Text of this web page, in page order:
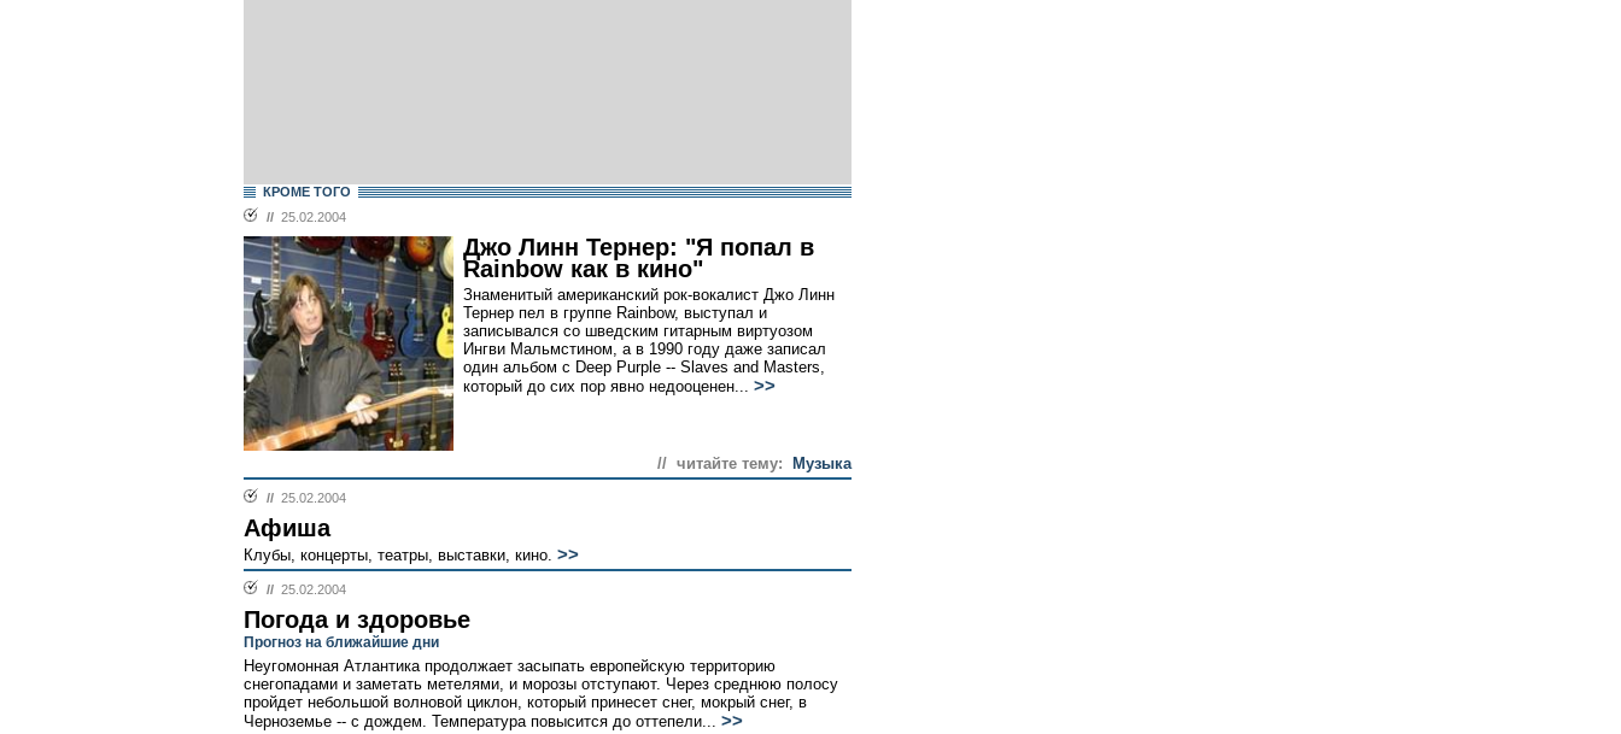
КРОМЕ ТОГО
// 25.02.2004
Джо Линн Тернер: "Я попал в
Rainbow как в кино"
Знаменитый американский рок-вокалист Джо Линн
Тернер пел в группе Rainbow, выступал и
записывался со шведским гитарным виртуозом
Ингви Мальмстином, а в 1990 году даже записал
один альбом с Deep Purple -- Slaves and Masters,
который до сих пор явно недооценен... >>
// читайте тему: Музыка
// 25.02.2004
Афиша
Клубы, концерты, театры, выставки, кино. >>
// 25.02.2004
Погода и здоровье
Прогноз на ближайшие дни
Неугомонная Атлантика продолжает засыпать европейскую территорию
снегопадами и заметать метелями, и морозы отступают. Через среднюю полосу
пройдет небольшой волновой циклон, который принесет снег, мокрый снег, в
Черноземье -- с дождем. Температура повысится до оттепели... >>